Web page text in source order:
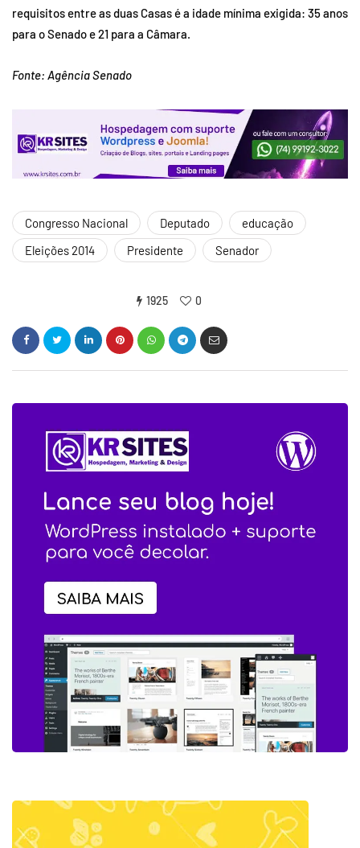
requisitos entre as duas Casas é a idade mínima exigida: 35 anos
para o Senado e 21 para a Câmara.
Fonte: Agência Senado
Congresso Nacional Deputado
educação
Eleições 2014
Presidente Senador
1925 0